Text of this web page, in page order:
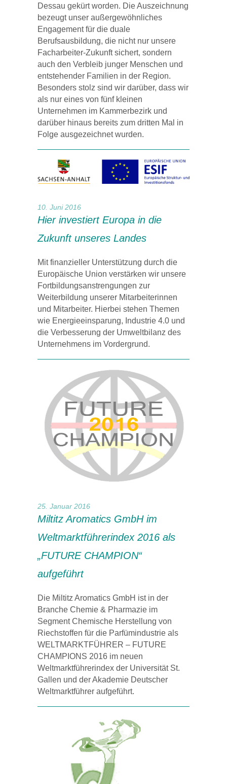
Dessau gekürt worden. Die Auszeichnung
bezeugt unser außergewöhnliches
Engagement für die duale
Berufsausbildung, die nicht nur unsere
Facharbeiter-Zukunft sichert, sondern
auch den Verbleib junger Menschen und
entstehender Familien in der Region.
Besonders stolz sind wir darüber, dass wir
als nur eines von fünf kleinen
Unternehmen im Kammerbezirk und
darüber hinaus bereits zum dritten Mal in
Folge ausgezeichnet wurden.
10. Juni 2016
Hier investiert Europa in die
Zukunft unseres Landes
Mit finanzieller Unterstützung durch die
Europäische Union verstärken wir unsere
Fortbildungsanstrengungen zur
Weiterbildung unserer Mitarbeiterinnen
und Mitarbeiter. Hierbei stehen Themen
wie Energieeinsparung, Industrie 4.0 und
die Verbesserung der Umweltbilanz des
Unternehmens im Vordergrund.
25. Januar 2016
Miltitz Aromatics GmbH im
Weltmarktführerindex 2016 als
„FUTURE CHAMPION“
aufgeführt
Die Miltitz Aromatics GmbH ist in der
Branche Chemie & Pharmazie im
Segment Chemische Herstellung von
Riechstoffen für die Parfümindustrie als
WELTMARKTFÜHRER – FUTURE
CHAMPIONS 2016 im neuen
Weltmarktführerindex der Universität St.
Gallen und der Akademie Deutscher
Weltmarktführer aufgeführt.